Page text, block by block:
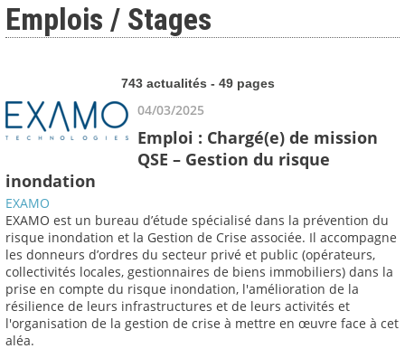
Emplois / Stages
743 actualités - 49 pages
04/03/2025
Emploi : Chargé(e) de mission
QSE – Gestion du risque
inondation
EXAMO
EXAMO est un bureau d’étude spécialisé dans la prévention du
risque inondation et la Gestion de Crise associée. Il accompagne
les donneurs d’ordres du secteur privé et public (opérateurs,
collectivités locales, gestionnaires de biens immobiliers) dans la
prise en compte du risque inondation, l'amélioration de la
résilience de leurs infrastructures et de leurs activités et
l'organisation de la gestion de crise à mettre en œuvre face à cet
aléa.